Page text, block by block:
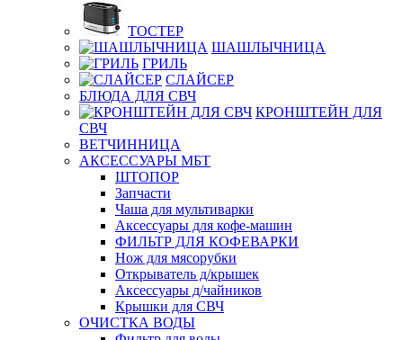
ТОСТЕР
ШАШЛЫЧНИЦА
ГРИЛЬ
СЛАЙСЕР
БЛЮДА ДЛЯ СВЧ
КРОНШТЕЙН ДЛЯ
СВЧ
ВЕТЧИННИЦА
АКСЕССУАРЫ МБТ
ШТОПОР
Запчасти
Чаша для мультиварки
Аксессуары для кофе-машин
ФИЛЬТР ДЛЯ КОФЕВАРКИ
Нож для мясорубки
Открыватель д/крышек
Аксессуары д/чайников
Крышки для СВЧ
ОЧИСТКА ВОДЫ